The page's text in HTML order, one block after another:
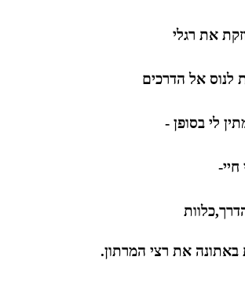
את רגלי
לנוס אל הדרכים
לי בסופן -
חיי-
באתונה את רצי המרתון.